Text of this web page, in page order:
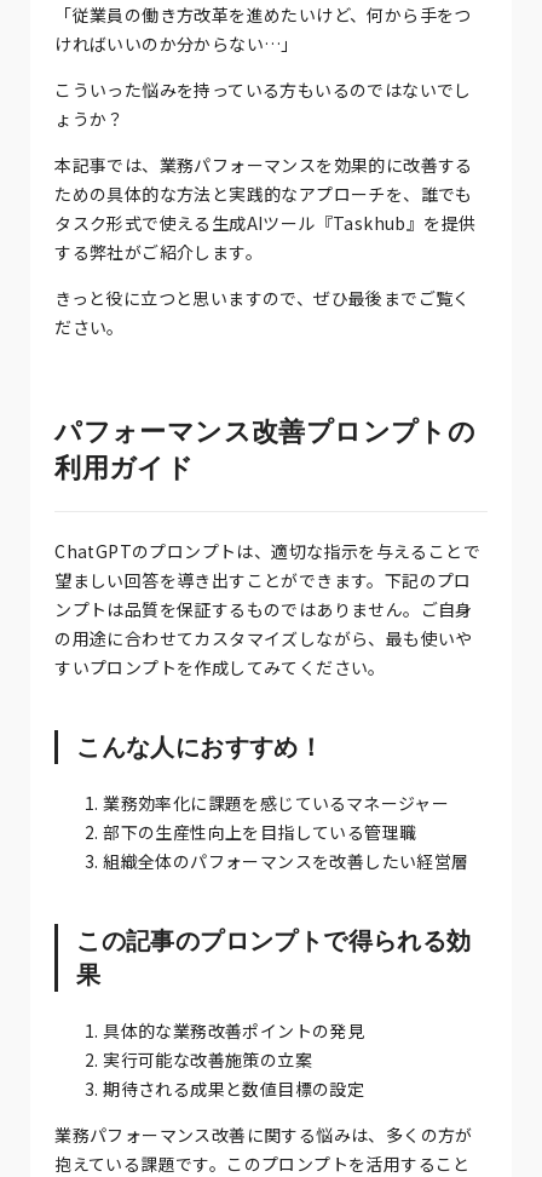
「従業員の働き方改革を進めたいけど、何から手をつ
ければいいのか分からない…」
こういった悩みを持っている方もいるのではないでし
ょうか？
本記事では、業務パフォーマンスを効果的に改善する
ための具体的な方法と実践的なアプローチを、誰でも
タスク形式で使える生成AIツール『Taskhub』を提供
する弊社がご紹介します。
きっと役に立つと思いますので、ぜひ最後までご覧く
ださい。
パフォーマンス改善プロンプトの
利用ガイド
ChatGPTのプロンプトは、適切な指示を与えることで
望ましい回答を導き出すことができます。下記のプロ
ンプトは品質を保証するものではありません。ご自身
の用途に合わせてカスタマイズしながら、最も使いや
すいプロンプトを作成してみてください。
こんな人におすすめ！
業務効率化に課題を感じているマネージャー
部下の生産性向上を目指している管理職
組織全体のパフォーマンスを改善したい経営層
この記事のプロンプトで得られる効
果
具体的な業務改善ポイントの発見
実行可能な改善施策の立案
期待される成果と数値目標の設定
業務パフォーマンス改善に関する悩みは、多くの方が
抱えている課題です。このプロンプトを活用すること